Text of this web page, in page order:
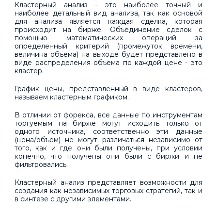
Кластерный анализ - это наиболее точный и
наиболее детальный вид анализа, так как основой
для анализа является каждая сделка, которая
происходит на бирже. Объединение сделок с
помощью математических операций за
определенный критерий (промежуток времени,
величина объема) на выходе будет представлено в
виде распределения объема по каждой цене - это
кластер.
График цены, представленный в виде кластеров,
называем кластерным графиком.
В отличии от форекса, все данные по инструментам
торгуемым на бирже могут исходить только от
одного источника, соответственно эти данные
(цена/объем) не могут различаться независимо от
того, как и где они были получены, при условии
конечно, что получены они были с биржи и не
фильтровались.
Кластерный анализ представляет возможности для
создания как независимых торговых стратегий, так и
в синтезе с другими элементами.